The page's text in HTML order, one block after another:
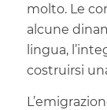
molto. Le
alcune
lingua,
costruirsi